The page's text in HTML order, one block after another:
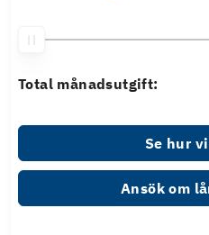
Total månadsutgift:
Se hur
Ansök om